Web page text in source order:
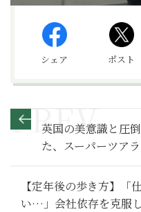
シェア ポスト
英国の美意識と圧
た、スーパーツア
性能モデル「DB12
【定年後の歩き方】「
い…」会社依存を克服